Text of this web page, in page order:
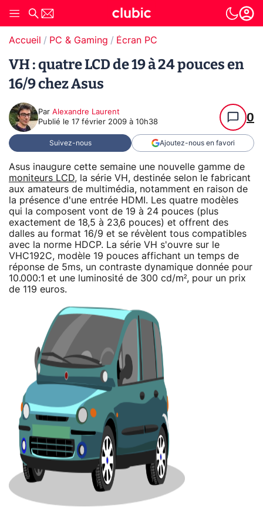
Accueil PC & Gaming Écran PC
VH : quatre LCD de 19 à 24 pouces en
16/9 chez Asus
Par Alexandre Laurent
Publié le 17 février 2009 à 10h38 0
Suivez-nous Ajoutez-nous en favori
Asus inaugure cette semaine une nouvelle gamme de
moniteurs LCD, la série VH, destinée selon le fabricant
aux amateurs de multimédia, notamment en raison de
la présence d'une entrée HDMI. Les quatre modèles
qui la composent vont de 19 à 24 pouces (plus
exactement de 18,5 à 23,6 pouces) et offrent des
dalles au format 16/9 et se révèlent tous compatibles
avec la norme HDCP. La série VH s'ouvre sur le
VHC192C, modèle 19 pouces affichant un temps de
réponse de 5ms, un contraste dynamique donnée pour
10.000:1 et une luminosité de 300 cd/m², pour un prix
de 119 euros.